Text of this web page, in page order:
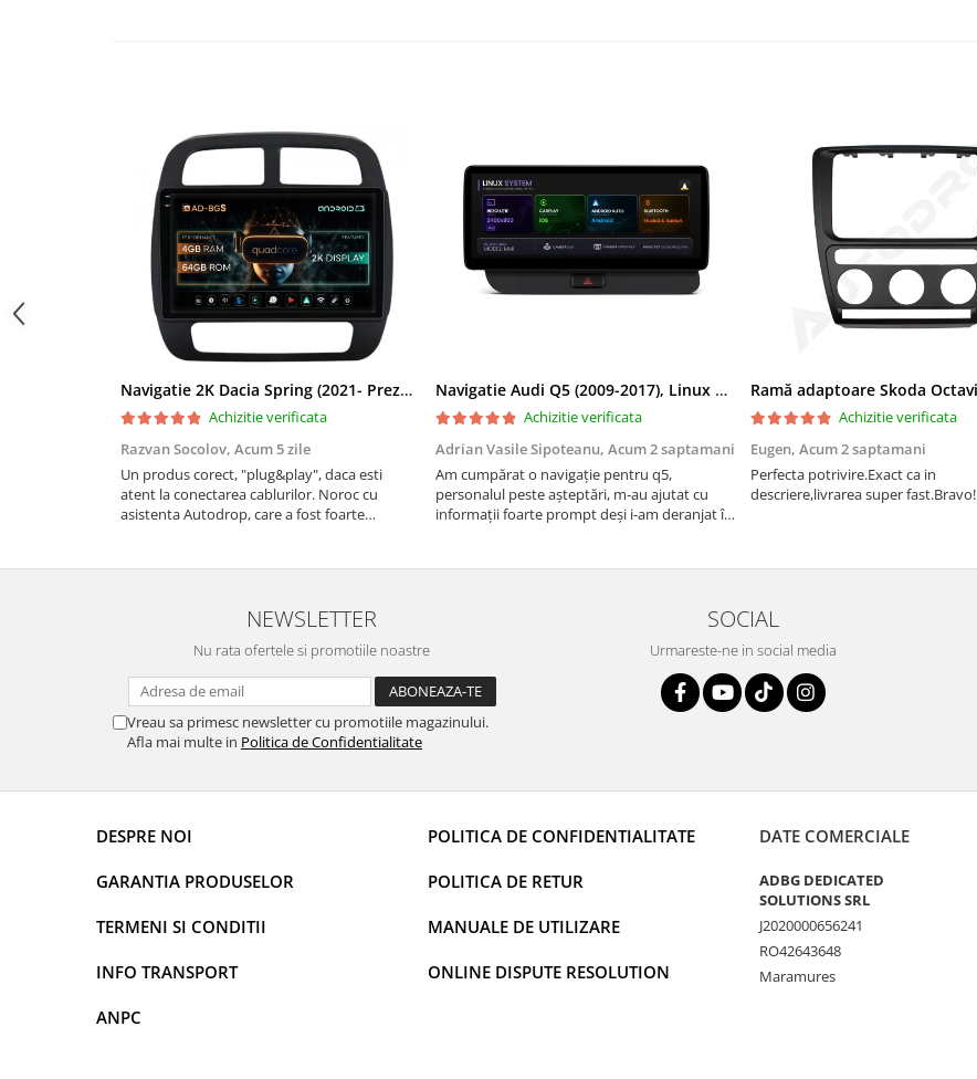
Navigații universale 1DIN
Rame adaptoare auto
Rame adaptoare auto
Rame adaptoare Volkswagen
Rame adaptoare Ford
Rame adaptoare M-Benz
Rame adaptoare Opel
Rame adaptoare Skoda
Rame adaptoare BMW
Rame adaptoare Seat
Rame adaptoare Renault
Rame adaptoare Volvo
Navigatie 2K Dacia Spring (2021- Prezent), Android, S-Quadcore / 4GB RAM + 64GB ROM, 9.5 Inch - AD-BGS90042K+AD-BGRKIT366V4s
Achizitie verificata
Razvan Socolov, Acum 5 zile
Un produs corect, "plug&play", daca esti
atent la conectarea cablurilor. Noroc cu
asistenta Autodrop, care a fost foarte
conectat cablul de video de la camera OE...
Navigatie Audi Q5 (2009-2017), Linux OS & OEM, MMI 3G, CarPlay & Android Auto Wireless, MirrorLink, Camera AHD, 12.3 Inch - AD-BGAALNXH+AD-BGRKITQ5002
Achizitie verificata
Adrian Vasile Sipoteanu, Acum 2 saptamani
Am cumpărat o navigație pentru q5,
personalul peste așteptări, m-au ajutat cu
informații foarte prompt deși i-am deranjat în
revin la ei și pentru vi...
Achizitie verificata
Eugen, Acum 2 saptamani
Perfecta potrivire.Exact ca in
descriere,livrarea super fast.Bravo!
NEWSLETTER
Nu rata ofertele si promotiile noastre
Vreau sa primesc newsletter cu promotiile magazinului.
Afla mai multe in Politica de Confidentialitate
SOCIAL
Urmareste-ne in social media
DESPRE NOI
GARANTIA PRODUSELOR
TERMENI SI CONDITII
INFO TRANSPORT
ANPC
POLITICA DE CONFIDENTIALITATE
POLITICA DE RETUR
MANUALE DE UTILIZARE
ONLINE DISPUTE RESOLUTION
DATE COMERCIALE
ADBG DEDICATED
SOLUTIONS SRL
J2020000656241
RO42643648
Maramures